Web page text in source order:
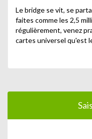
Le bridge se vit, se
faites comme les 2,5
régulièrement, venez
cartes universel qu'est